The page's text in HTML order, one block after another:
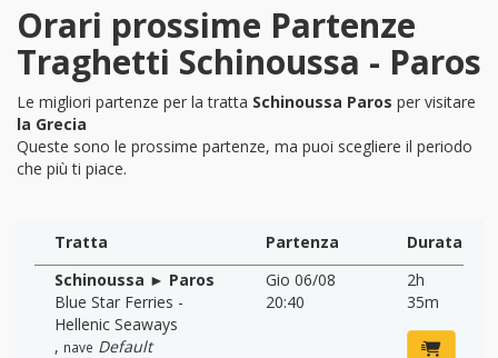
Orari prossime Partenze
Traghetti Schinoussa - Paros
Le migliori partenze per la tratta Schinoussa Paros per visitare
la Grecia
Queste sono le prossime partenze, ma puoi scegliere il periodo
che più ti piace.
Tratta Partenza
Durata
Schinoussa ► Paros
Blue Star Ferries -
Hellenic Seaways
, nave Default
Gio 06/08
20:40
2h
35m